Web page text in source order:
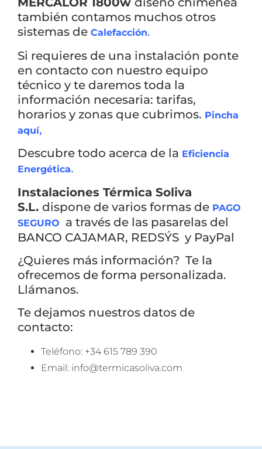
Empieza a escribir para ver resultados.
también contamos muchos otros
sistemas de Calefacción.
Si requieres de una instalación ponte
en contacto con nuestro equipo
técnico y te daremos toda la
información necesaria: tarifas,
horarios y zonas que cubrimos. Pincha
aquí,
Descubre todo acerca de la Eficiencia
Energética.
Instalaciones Térmica Soliva
S.L. dispone de varios formas de PAGO
SEGURO
a través de las pasarelas del
BANCO CAJAMAR, REDSÝS y PayPal
¿Quieres más información? Te la
ofrecemos de forma personalizada.
Llámanos.
Te dejamos nuestros datos de
contacto:
Teléfono: +34 615 789 390
Email: info@termicasoliva.com